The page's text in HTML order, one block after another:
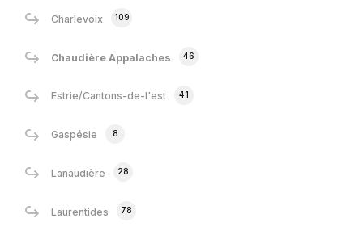
Charlevoix 109
Chaudière Appalaches 46
Estrie/Cantons-de-l'est 41
Gaspésie 8
Lanaudière 28
Laurentides 78